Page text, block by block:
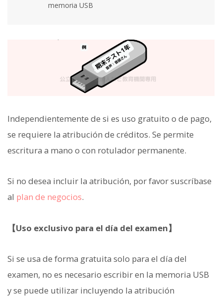
memoria USB
Independientemente de si es uso gratuito o de pago,
se requiere la atribución de créditos. Se permite
escritura a mano o con rotulador permanente.
Si no desea incluir la atribución, por favor suscríbase
al plan de negocios.
【Uso exclusivo para el día del examen】
Si se usa de forma gratuita solo para el día del
examen, no es necesario escribir en la memoria USB
y se puede utilizar incluyendo la atribución